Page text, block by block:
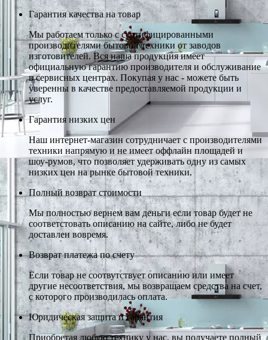
Гарантия качества на товар
Мы работаем только с сертифицированными
производителями бытовой техники от заводов
изготовителей. Вся наша продукция имеет
официальную гарантию производителя и обслуживание
в сервисных центрах. Покупая у нас - можете быть
уверенны в качестве предоставляемой продукции и
услуг.
Гарантия низких цен
Наш интернет-магазин сотрудничает с производителями
техники напрямую и не имеет оффлайн площадей и
шоу-румов, что позволяет удерживать одну из самых
низких цен на рынке бытовой техники.
Полный возврат стоимости
Мы полностью вернем вам деньги если товар будет не
соответстовать описанию на сайте, либо не будет
доставлен вовремя.
Возврат платежа по счету
Если товар не соотвутствует описанию или имеет
другие несоответствия, мы возвращаем средства на счет,
с которого производилась оплата.
Юридическая защита и гарантия
Приобретая любую технику у нас, вы получаете полный